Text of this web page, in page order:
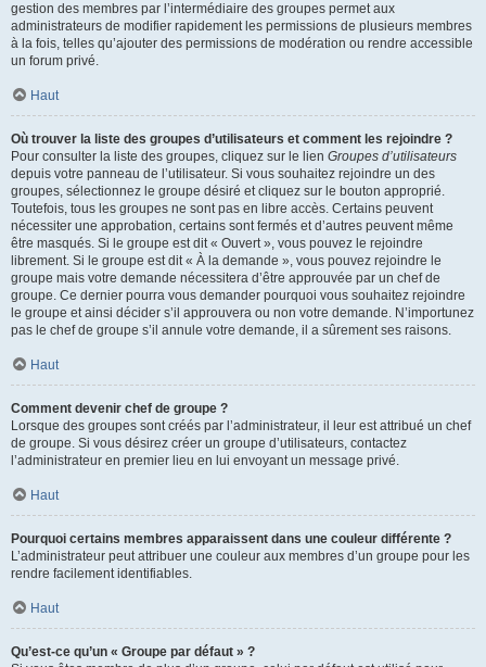
gestion des membres par l’intermédiaire des groupes permet aux
administrateurs de modifier rapidement les permissions de plusieurs membres
à la fois, telles qu’ajouter des permissions de modération ou rendre accessible
un forum privé.
Haut
Où trouver la liste des groupes d’utilisateurs et comment les rejoindre ?
Pour consulter la liste des groupes, cliquez sur le lien Groupes d’utilisateurs
depuis votre panneau de l’utilisateur. Si vous souhaitez rejoindre un des
groupes, sélectionnez le groupe désiré et cliquez sur le bouton approprié.
Toutefois, tous les groupes ne sont pas en libre accès. Certains peuvent
nécessiter une approbation, certains sont fermés et d’autres peuvent même
être masqués. Si le groupe est dit « Ouvert », vous pouvez le rejoindre
librement. Si le groupe est dit « À la demande », vous pouvez rejoindre le
groupe mais votre demande nécessitera d’être approuvée par un chef de
groupe. Ce dernier pourra vous demander pourquoi vous souhaitez rejoindre
le groupe et ainsi décider s’il approuvera ou non votre demande. N’importunez
pas le chef de groupe s’il annule votre demande, il a sûrement ses raisons.
Haut
Comment devenir chef de groupe ?
Lorsque des groupes sont créés par l’administrateur, il leur est attribué un chef
de groupe. Si vous désirez créer un groupe d’utilisateurs, contactez
l’administrateur en premier lieu en lui envoyant un message privé.
Haut
Pourquoi certains membres apparaissent dans une couleur différente ?
L’administrateur peut attribuer une couleur aux membres d’un groupe pour les
rendre facilement identifiables.
Haut
Qu’est-ce qu’un « Groupe par défaut » ?